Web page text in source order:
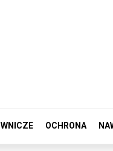
OCHRONA